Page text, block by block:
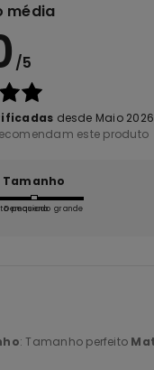
média
/5
desde Maio 2026
este produto
Tamanho
pequeno
Demasiado grande
: Tamanho perfeito